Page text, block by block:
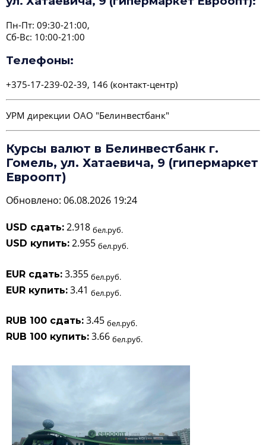
Пн-Пт: 09:30-21:00,
Сб-Вс: 10:00-21:00
Телефоны:
+375-17-239-02-39, 146 (контакт-центр)
УРМ дирекции ОАО "Белинвестбанк"
Курсы валют в Белинвестбанк г.
Гомель, ул. Хатаевича, 9 (гипермаркет
Евроопт)
Обновлено: 06.08.2026 19:24
USD сдать: 2.918 бел.руб.
USD купить: 2.955 бел.руб.
EUR сдать: 3.355 бел.руб.
EUR купить: 3.41 бел.руб.
RUB 100 сдать: 3.45 бел.руб.
RUB 100 купить: 3.66 бел.руб.